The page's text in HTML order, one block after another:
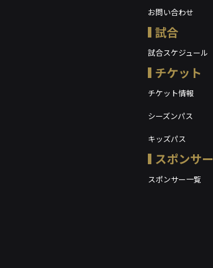
お問い合わせ
試合
試合スケジュール
チケット
チケット情報
シーズンパス
キッズパス
スポンサー
スポンサー一覧